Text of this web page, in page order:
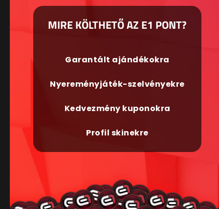
MIRE KÖLTHETŐ AZ E1 PONT?
Garantált ajándékokra
Nyereményjáték-szelvényekre
Kedvezmény kuponokra
Profil skinekre